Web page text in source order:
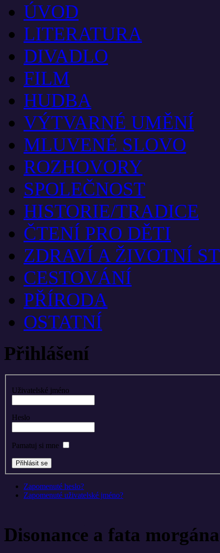
ÚVOD
LITERATURA
DIVADLO
FILM
HUDBA
VÝTVARNÉ UMĚNÍ
MLUVENÉ SLOVO
ROZHOVORY
SPOLEČNOST
HISTORIE/TRADICE
ČTENÍ PRO DĚTI
ZDRAVÍ A ŽIVOTNÍ
CESTOVÁNÍ
PŘÍRODA
OSTATNÍ
Přihlášení
Uživatelské jméno
Heslo
Pamatuj si mne
Zapomenuté heslo?
Zapomenuté uživatelské jméno?
Disonance a fata morgána